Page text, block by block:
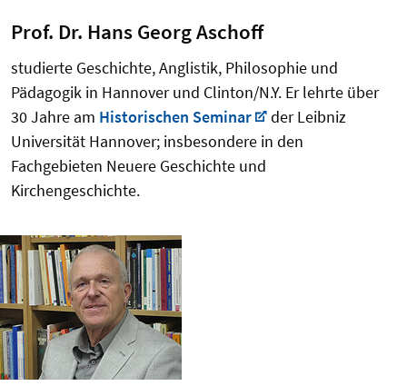
Prof. Dr. Hans Georg Aschoff
studierte Geschichte, Anglistik, Philosophie und
Pädagogik in Hannover und Clinton/N.Y. Er lehrte über
30 Jahre am Historischen Seminar
der Leibniz
Universität Hannover; insbesondere in den
Fachgebieten Neuere Geschichte und
Kirchengeschichte.